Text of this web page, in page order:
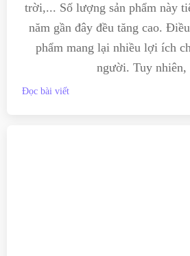
trời,... Số lượng sản phẩm này
năm gần đây đều tăng cao.
phẩm mang lại nhiều lợi ích
người. Tuy
Đọc bài viết